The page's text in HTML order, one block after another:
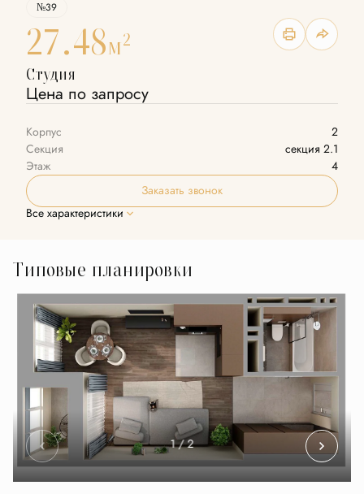
№39
27.48м2
Студия
Цена по запросу
Корпус
2
Секция
секция 2.1
Этаж
4
Заказать звонок
Все характеристики
Типовые планировки
1 / 2